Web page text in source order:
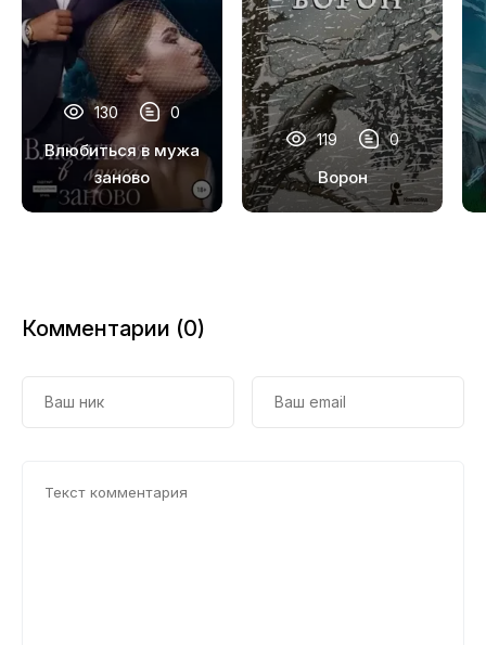
130 0
Влюбиться в мужа
заново
119 0
Ворон
Комментарии (0)